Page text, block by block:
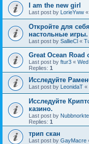
I am the new girl
Last post by LorieYww «
Откройте для
настольные игры.
Last post by SallieCl «
Great Ocean Road
Last post by ftur3 «
Replies: 1
Исследуйте
Last post by LeonidaT «
Исследуйте
казино.
Last post by
Replies: 1
трип скан
Last post by GayMacre